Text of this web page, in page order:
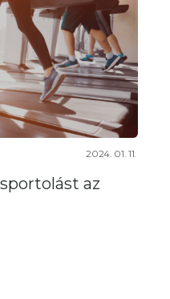
2024. 01. 11.
az